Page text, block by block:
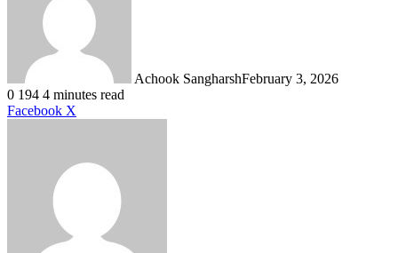
Achook SangharshFebruary 3, 2026
0 194 4 minutes read
Facebook X